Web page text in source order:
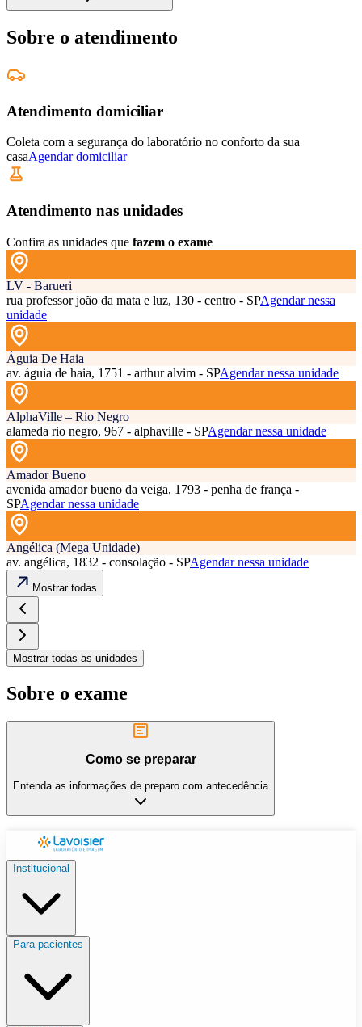
Sobre o atendimento
Atendimento domiciliar
Coleta com a segurança do laboratório no conforto da sua
casaAgendar domiciliar
Atendimento nas unidades
Confira as unidades que fazem o exame
LV - Barueri
rua professor joão da mata e luz, 130 - centro - SPAgendar nessa
unidade
Águia De Haia
av. águia de haia, 1751 - arthur alvim - SPAgendar nessa unidade
AlphaVille – Rio Negro
alameda rio negro, 967 - alphaville - SPAgendar nessa unidade
Amador Bueno
avenida amador bueno da veiga, 1793 - penha de frança -
SPAgendar nessa unidade
Angélica (Mega Unidade)
av. angélica, 1832 - consolação - SPAgendar nessa unidade
Mostrar todas
Mostrar todas as unidades
Sobre o exame
Como se preparar
Entenda as informações de preparo com antecedência
Institucional
Para pacientes